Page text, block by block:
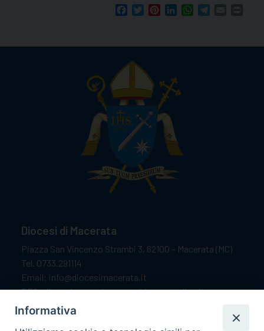
FacebookTwitterPinterestLinkedInWhatsApp
Diocesi di Macerata
Piazza San Vincenzo Strambi 3, 62100 – Macerata (MC)
Tel. 0733.291114
Email: info@diocesimacerata.it
PEC: diocesimacerata@pec.chiesacattolica.it
Comunicazioni urgenti WhatsApp:
Informativa